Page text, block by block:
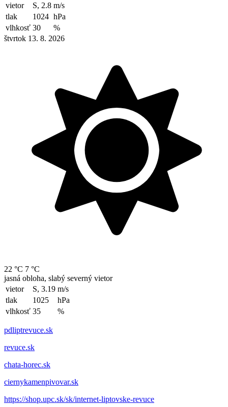
vietor
S, 2.8 m/s
tlak
1024 hPa
vlhkosť 30
%
štvrtok 13. 8. 2026
22 °C 7 °C
jasná obloha, slabý severný vietor
vietor
S, 3.19 m/s
tlak
1025
hPa
vlhkosť 35 %
pdliptrevuce.sk
revuce.sk
chata-horec.sk
ciernykamenpivovar.sk
https://shop.upc.sk/sk/internet-liptovske-revuce